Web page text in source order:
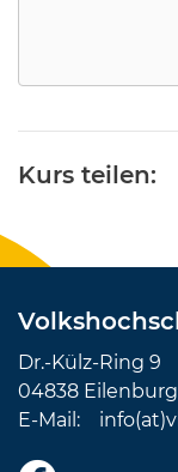
Kurs teilen:
Dr.-Külz-Ring 9
04838 Eilenburg
E-Mail: